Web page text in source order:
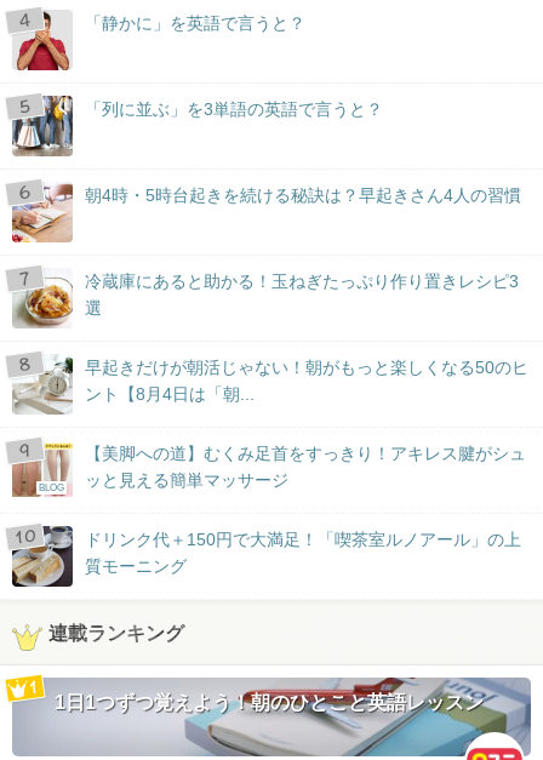
「静かに」を英語で言うと？
「列に並ぶ」を3単語の英語で言うと？
朝4時・5時台起きを続ける秘訣は？早起きさん4人の習慣
冷蔵庫にあると助かる！玉ねぎたっぷり作り置きレシピ3
選
早起きだけが朝活じゃない！朝がもっと楽しくなる50のヒ
ント【8月4日は「朝...
BLOG
【美脚への道】むくみ足首をすっきり！アキレス腱がシュ
ッと見える簡単マッサージ
ドリンク代＋150円で大満足！「喫茶室ルノアール」の上
質モーニング
連載ランキング
1日1つずつ覚えよう！朝のひとこと英語レッスン